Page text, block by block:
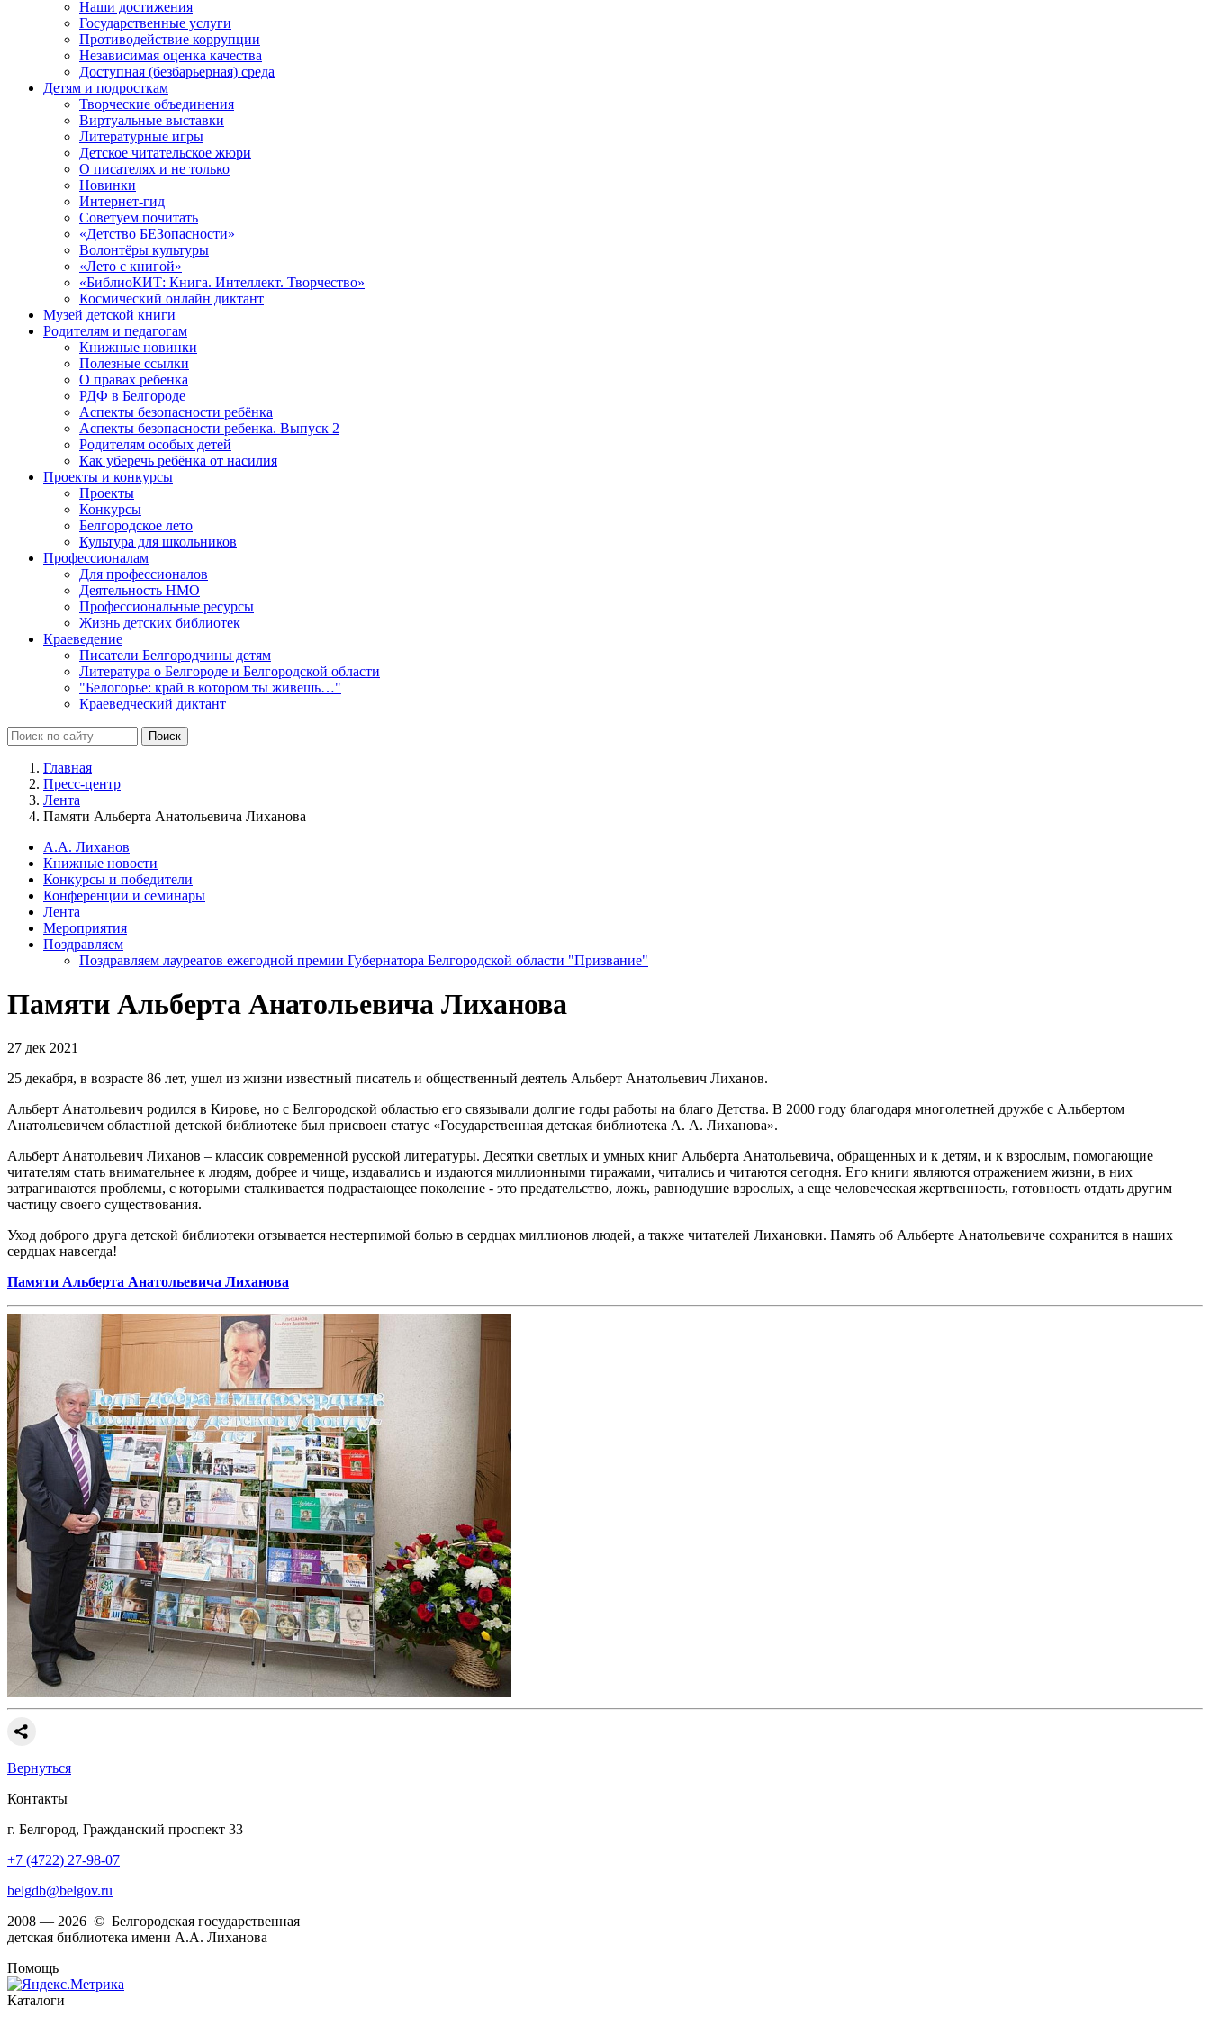
Наши достижения
Государственные услуги
Противодействие коррупции
Независимая оценка качества
Доступная (безбарьерная) среда
Детям и подросткам
Творческие объединения
Виртуальные выставки
Литературные игры
Детское читательское жюри
О писателях и не только
Новинки
Интернет-гид
Советуем почитать
«Детство БЕЗопасности»
Волонтёры культуры
«Лето с книгой»
«БиблиоКИТ: Книга. Интеллект. Творчество»
Космический онлайн диктант
Музей детской книги
Родителям и педагогам
Книжные новинки
Полезные ссылки
О правах ребенка
РДФ в Белгороде
Аспекты безопасности ребёнка
Аспекты безопасности ребенка. Выпуск 2
Родителям особых детей
Как уберечь ребёнка от насилия
Проекты и конкурсы
Проекты
Конкурсы
Белгородское лето
Культура для школьников
Профессионалам
Для профессионалов
Деятельность НМО
Профессиональные ресурсы
Жизнь детских библиотек
Краеведение
Писатели Белгородчины детям
Литература о Белгороде и Белгородской области
"Белогорье: край в котором ты живешь…"
Краеведческий диктант
Главная
Пресс-центр
Лента
Памяти Альберта Анатольевича Лиханова
А.А. Лиханов
Книжные новости
Конкурсы и победители
Конференции и семинары
Лента
Мероприятия
Поздравляем
Поздравляем лауреатов ежегодной премии Губернатора Белгородской области "Призвание"
Памяти Альберта Анатольевича Лиханова
27 дек 2021
25 декабря, в возрасте 86 лет, ушел из жизни известный писатель и общественный деятель Альберт Анатольевич Лиханов.
Альберт Анатольевич родился в Кирове, но с Белгородской областью его связывали долгие годы работы на благо Детства. В 2000 году благодаря многолетней дружбе с Альбертом
Анатольевичем областной детской библиотеке был присвоен статус «Государственная детская библиотека А. А. Лиханова».
Альберт Анатольевич Лиханов – классик современной русской литературы. Десятки светлых и умных книг Альберта Анатольевича, обращенных и к детям, и к взрослым, помогающие
читателям стать внимательнее к людям, добрее и чище, издавались и издаются миллионными тиражами, читались и читаются сегодня. Его книги являются отражением жизни, в них
затрагиваются проблемы, с которыми сталкивается подрастающее поколение - это предательство, ложь, равнодушие взрослых, а еще человеческая жертвенность, готовность отдать другим
частицу своего существования.
Уход доброго друга детской библиотеки отзывается нестерпимой болью в сердцах миллионов людей, а также читателей Лихановки. Память об Альберте Анатольевиче сохранится в наших
сердцах навсегда!
Памяти Альберта Анатольевича Лиханова
Вернуться
Контакты
г. Белгород, Гражданский проспект 33
+7 (4722) 27-98-07
belgdb@belgov.ru
2008 — 2026 © Белгородская государственная
детская библиотека имени А.А. Лиханова
Помощь
Каталоги